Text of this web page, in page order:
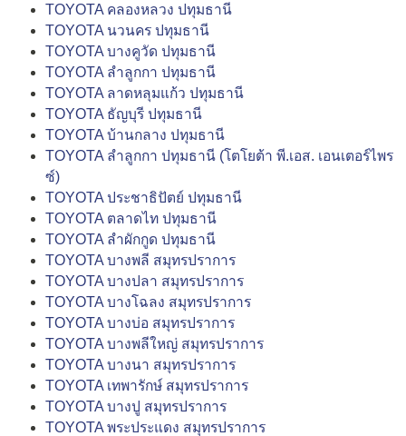
TOYOTA คลองหลวง ปทุมธานี
TOYOTA นวนคร ปทุมธานี
TOYOTA บางคูวัด ปทุมธานี
TOYOTA ลำลูกกา ปทุมธานี
TOYOTA ลาดหลุมแก้ว ปทุมธานี
TOYOTA ธัญบุรี ปทุมธานี
TOYOTA บ้านกลาง ปทุมธานี
TOYOTA ลำลูกกา ปทุมธานี (โตโยต้า พี.เอส. เอนเตอร์ไพร
ซ์)
TOYOTA ประชาธิปัตย์ ปทุมธานี
TOYOTA ตลาดไท ปทุมธานี
TOYOTA ลำผักกูด ปทุมธานี
TOYOTA บางพลี สมุทรปราการ
TOYOTA บางปลา สมุทรปราการ
TOYOTA บางโฉลง สมุทรปราการ
TOYOTA บางบ่อ สมุทรปราการ
TOYOTA บางพลีใหญ่ สมุทรปราการ
TOYOTA บางนา สมุทรปราการ
TOYOTA เทพารักษ์ สมุทรปราการ
TOYOTA บางปู สมุทรปราการ
TOYOTA พระประแดง สมุทรปราการ